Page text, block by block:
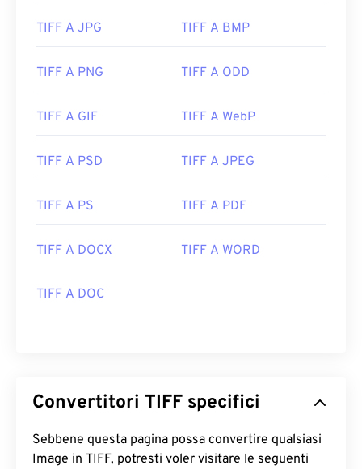
Come aprire un file TIFF?
I programmi più comuni per aprire i file TIFF sono
che puoi utilizzare è
XnView MP. Puoi anche
riscontri problemi nell'apertura dei file TIFF.
PhotoshopeACDSee
sono utili per aprire e gestire
https://www.adobe.com/creativecloud/file-
types/image/raster/tiff-file.html
https://www.file-extensions.org/tiff-file-extension
TIFF A JPG TIFF A BMP
TIFF A PNG TIFF A ODD
TIFF A GIF TIFF A WebP
TIFF A PSD TIFF A JPEG
TIFF A PS TIFF A PDF
TIFF A DOCX TIFF A WORD
TIFF A DOC
Convertitori TIFF specifici
Sebbene questa pagina possa convertire qualsiasi
Image in TIFF, potresti voler visitare le seguenti